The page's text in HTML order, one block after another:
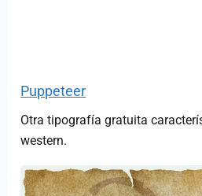
Puppeteer
Otra tipografía gratuita
western.